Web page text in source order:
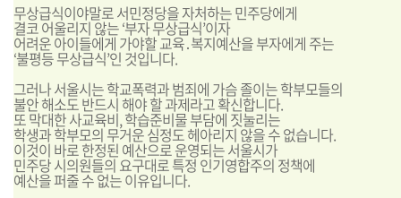
무상급식이야말로 서민정당을 자처하는 민주당에게
결코 어울리지 않는 ‘부자 무상급식’이자
어려운 아이들에게 가야할 교육․복지예산을 부자에게 주는
‘불평등 무상급식’인 것입니다.
그러나 서울시는 학교폭력과 범죄에 가슴 졸이는 학부모들의
불안 해소도 반드시 해야 할 과제라고 확신합니다.
또 막대한 사교육비, 학습준비물 부담에 짓눌리는
학생과 학부모의 무거운 심정도 헤아리지 않을 수 없습니다.
이것이 바로 한정된 예산으로 운영되는 서울시가
민주당 시의원들의 요구대로 특정 인기영합주의 정책에
예산을 퍼줄 수 없는 이유입니다.